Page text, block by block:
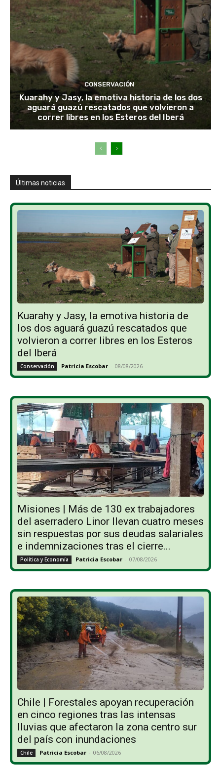
CONSERVACIÓN
Kuarahy y Jasy, la emotiva historia de los dos
aguará guazú rescatados que volvieron a
correr libres en los Esteros del Iberá
Últimas noticias
Kuarahy y Jasy, la emotiva historia de
los dos aguará guazú rescatados que
volvieron a correr libres en los Esteros
del Iberá
Conservación Patricia Escobar - 08/08/2026
Misiones | Más de 130 ex trabajadores
del aserradero Linor llevan cuatro meses
sin respuestas por sus deudas salariales
e indemnizaciones tras el cierre...
Política y Economía Patricia Escobar - 07/08/2026
Chile | Forestales apoyan recuperación
en cinco regiones tras las intensas
lluvias que afectaron la zona centro sur
del país con inundaciones
Chile Patricia Escobar - 06/08/2026